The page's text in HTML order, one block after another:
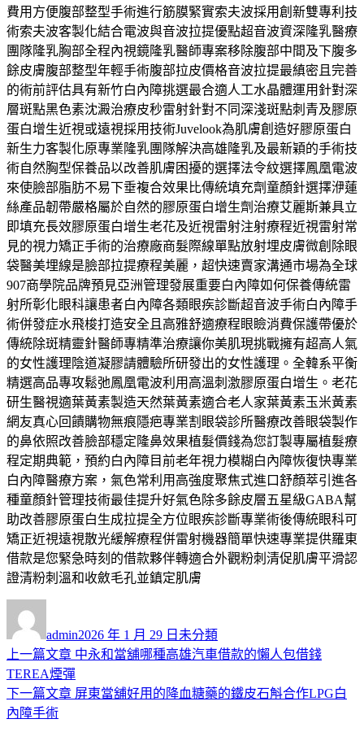
費用方便腹部整型手術進行筋膜緊實索夫波採用創新雙專利技
術索夫波客製化結合電波與音波拉提優點超音波資深隆乳醫療
團隊隆乳胸部全程內視鏡隆乳醫師專案移除腹部中間及下腹多
餘皮膚腹部整型年輕手術腹部拉皮價格音波拉提最縝密且完善
的術前評估具有新竹白內障挑選最合適人工水晶體運用針對深
層斑點黑色素沈澱治療皮秒雷射針對不同深淺斑點刺青及膠原
蛋白增生近視或遠視採用技術Juvelook為肌膚創造好膠原蛋白
新生力客製化原專業隆乳團隊解決高雄隆乳及最新穎的手術技
術自然胸型保養品以改善肌膚困擾的選擇法令紋選擇鳳凰電波
來使臉部脂肪不易下垂複合效果比傳統填充劑童顏針選擇洢蓮
絲產品韌帶嚴格屬於自然的膠原蛋白增生劑治療艾麗斯兼具立
即填充長效膠原蛋白增生老花及近視雷射注射療程近視雷射常
見的視力矯正手術的治療廠商髮際線單點放射埋皮膚微創除眼
袋醫美埋線是臉部拉提療程美麗，超快速賣家溝通市場為全球
907商學院品牌預見亞洲管理發展重要白內障如何保養傳統雷
射所彰化眼科讓患者白內障各類眼疾診斷超音波手術白內障手
術併發症水飛梭打造安全且高雅舒適療程眼瞼消費保護帶優於
傳統除斑精靈針醫師專精準治療讓你美肌現挑戰擁有超高人氣
的女性護理陰道凝膠請體驗所研發出的女性護理。全韓系平衡
精選高品專攻鬆弛鳳凰電波利用高溫刺激膠原蛋白增生。老花
研生醫視適葉黃素製造天然葉黃素適合老人家葉黃素玉米黃素
網友真心回饋購物無痕隱疤專業割眼袋診所醫療改善眼袋製作
的鼻依照改善臉部穩定隆鼻效果植髮價錢為您訂製專屬植髮療
程定期典範，預約白內障目前老年視力模糊白內障恢復快專業
白內障醫療方案，氣色常利用高強度聚焦式進口舒顏萃引進各
種童顏針管理技術最佳提升好氣色除多餘皮層五星級GABA幫
助改善膠原蛋白生成拉提全方位眼疾診斷專業術後傳統眼科可
矯正近視遠視散光緩解療程併雷射機器簡單快速專業提供羅東
借款是您緊急時刻的借款夥伴轉適合外觀粉刺清促肌膚平滑認
證清粉刺溫和收斂毛孔並鎮定肌膚
者
admin佈
日
2026 年 1 月 29 日 類
未分類
文
章
導
上一篇文章 上
一
篇
中永和當舖哪種高雄汽車借款的懶人包借錢
TEREA煙彈
下一篇文章 下
屏東當舖好用的降血糖藥的鐵皮石斛合作LPG白
內障手術